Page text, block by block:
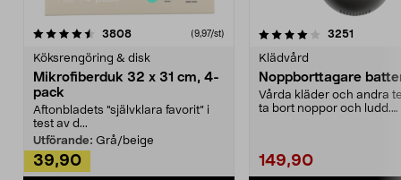
3808recensioner (9,97/st)
Köksrengöring & disk
Mikrofiberduk 32 x 31 cm, 4-
pack
Aftonbladets "självklara favorit” i
test av d...
Utförande: Grå/beige
39,90
4.0av 5 stjärnor 3251
Klädvård
Noppborttagare
Vårda kläder och andra
ta bort noppor och ludd.
149,90
4.5av 5 stjärnor